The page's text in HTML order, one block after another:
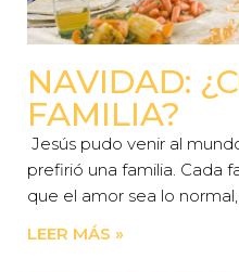
NAVIDAD:
FAMILIA?
Jesús pudo venir al
prefirió una familia. Cada
que el amor sea lo
LEER MÁS »